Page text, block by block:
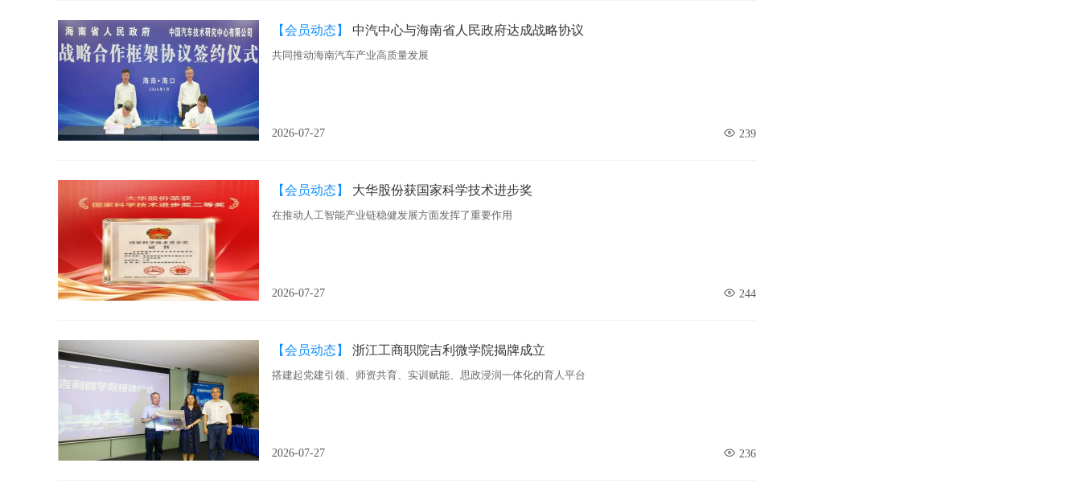
【会员动态】 中汽中心与海南省人民政府达成战略协议
共同推动海南汽车产业高质量发展
2026-07-27 239
【会员动态】 大华股份获国家科学技术进步奖
在推动人工智能产业链稳健发展方面发挥了重要作用
2026-07-27 244
【会员动态】 浙江工商职院吉利微学院揭牌成立
搭建起党建引领、师资共育、实训赋能、思政浸润一体化的育人平台
2026-07-27 236